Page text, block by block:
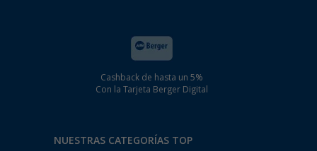
Cashback de hasta un 5%
Con la Tarjeta Berger Digital
NUESTRAS CATEGORÍAS TOP